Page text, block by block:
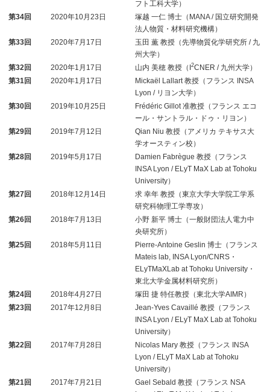
フト工科大学）
第34回
2020年10月23日
塚越 一仁 博士（MANA / 国立研究開発
法人物質・材料研究機構）
第33回
2020年7月17日
玉田 薫 教授（先導物質化学研究所 / 九
州大学）
第32回
2020年1月17日 山内 美穂 教授（I2CNER / 九州大学）
第31回
2020年1月17日
Mickaël Lallart 教授（フランス INSA
Lyon / リヨン大学）
第30回
2019年10月25日
Frédéric Gillot 准教授（フランス エコ
ール・サントラル・ドゥ・リヨン）
第29回
2019年7月12日
Qian Niu 教授（アメリカ テキサス大
学オースティン校）
第28回
2019年5月17日
Damien Fabrègue 教授（フランス
INSA Lyon / ELyT MaX Lab at Tohoku
University）
第27回
2018年12月14日
求 幸年 教授（東京大学大学院工学系
研究科物理工学専攻）
第26回
2018年7月13日
小野 新平 博士（一般財団法人電力中
央研究所）
第25回
2018年5月11日
Pierre-Antoine Geslin 博士（フランス
Mateis lab, INSA Lyon/CNRS・
ELyTMaXLab at Tohoku University・
東北大学金属材料研究所）
第24回
2018年4月27日
塚田 捷 特任教授（東北大学AIMR）
第23回
2017年12月8日
Jean-Yves Cavaillé 教授（フランス
INSA Lyon / ELyT MaX Lab at Tohoku
University）
第22回
2017年7月28日
Nicolas Mary 教授（フランス INSA
Lyon / ELyT MaX Lab at Tohoku
University）
第21回
2017年7月21日
Gael Sebald 教授（フランス NSA